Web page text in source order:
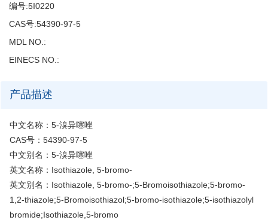
编号:5I0220
CAS号:54390-97-5
MDL NO.:
EINECS NO.:
产品描述
中文名称：5-溴异噻唑
CAS号：54390-97-5
中文别名：5-溴异噻唑
英文名称：Isothiazole, 5-bromo-
英文别名：Isothiazole, 5-bromo-;5-Bromoisothiazole;5-bromo-
1,2-thiazole;5-Bromoisothiazol;5-bromo-isothiazole;5-isothiazolyl
bromide;Isothiazole,5-bromo